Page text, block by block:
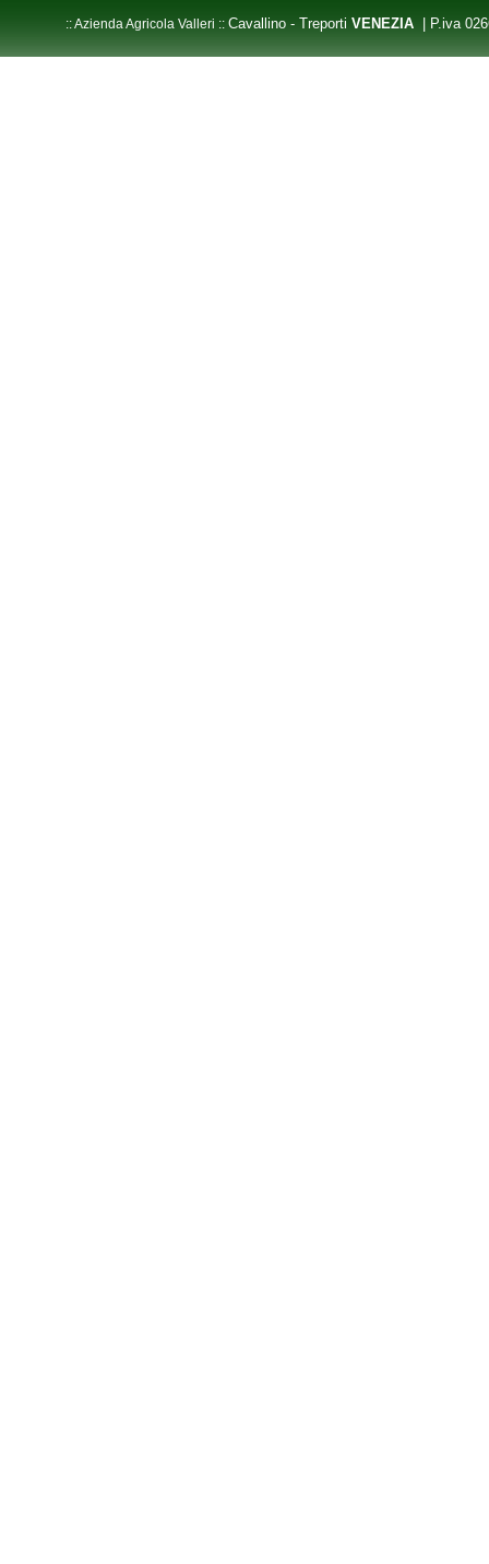
:: Azienda Agricola Valleri :: Cavallino - Treporti VENEZIA | P.iva